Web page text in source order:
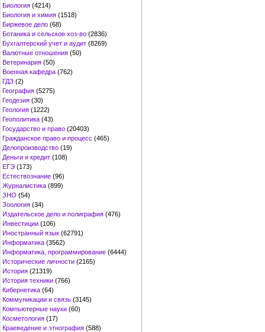
Биология (4214)
Биология и химия (1518)
Биржевое дело (68)
Ботаника и сельское хоз-во (2836)
Бухгалтерский учет и аудит (8269)
Валютные отношения (50)
Ветеринария (50)
Военная кафедра (762)
ГДЗ (2)
География (5275)
Геодезия (30)
Геология (1222)
Геополитика (43)
Государство и право (20403)
Гражданское право и процесс (465)
Делопроизводство (19)
Деньги и кредит (108)
ЕГЭ (173)
Естествознание (96)
Журналистика (899)
ЗНО (54)
Зоология (34)
Издательское дело и полиграфия (476)
Инвестиции (106)
Иностранный язык (62791)
Информатика (3562)
Информатика, программирование (6444)
Исторические личности (2165)
История (21319)
История техники (766)
Кибернетика (64)
Коммуникации и связь (3145)
Компьютерные науки (60)
Косметология (17)
Краеведение и этнография (588)